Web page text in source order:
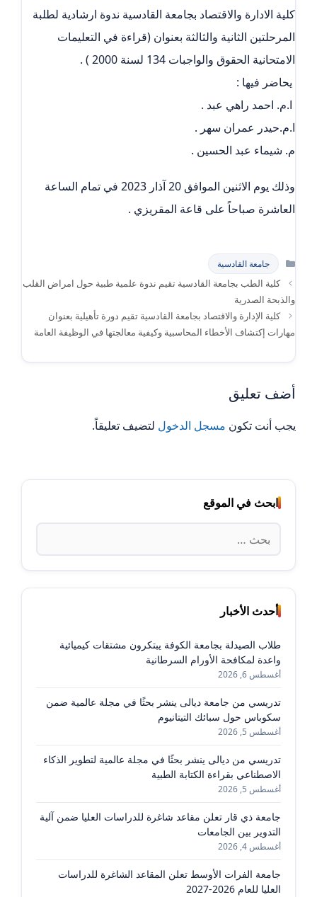
كلية الادارة والاقتصاد بجامعة القادسية ندوة ارشادية لطلبة
المرحلتين الثانية والثالثة بعنوان (قراءة في التعليمات
الامتحانية الحقوق والواجبات 134 لسنة 2000 ) .
‏ ‏يحاضر فيها :
‏ ا.م. احمد راهي عبد .
‏ا.م.حيدر عمران سهر .
م. شيماء عبد الحسين .
وذلك يوم الاثنين الموافق 20 آذار 2023 في تمام الساعة
العاشرة صباحاً على قاعة المقريزي .
التصنيفات
جامعة القادسية
كلية الطب بجامعة القادسية تقيم ندوة علمية طبية حول امراض القلب
والذبحة الصدرية
كلية الإدارة والاقتصاد بجامعة القادسية تقيم دورة تأهيلية بعنوان
مهارات إكتشاف الأخطاء المحاسبية وكيفية معالجتها في الوظيفة العامة
أضف تعليق
يجب أنت تكون مسجل الدخول لتضيف تعليقاً.
ابحث في الموقع
البحث
عن:
أحدث الأخبار
طلاب الصيدلة بجامعة الكوفة يبتكرون مشتقات كيميائية
واعدة لمكافحة الأورام السرطانية
أغسطس 6, 2026
تدريسي من جامعة ديالى ينشر بحثًا في مجلة عالمية ضمن
سكوباس حول سبائك التيتانيوم
أغسطس 5, 2026
تدريسي من ديالى ينشر بحثًا في مجلة عالمية لتطوير الذكاء
الاصطناعي بقراءة الكتابة الطبية
أغسطس 5, 2026
جامعة ذي قار تعلن مقاعد شاغرة للدراسات العليا ضمن آلية
التدوير بين الجامعات
أغسطس 4, 2026
جامعة الفرات الأوسط تعلن المقاعد الشاغرة للدراسات
العليا للعام 2026-2027